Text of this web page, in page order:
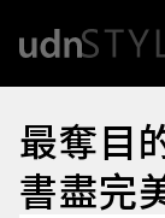
最奪目
書盡完